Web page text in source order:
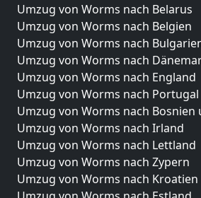
Umzug von Worms nach Belarus
Umzug von Worms nach Belgien
Umzug von Worms nach
Umzug von Worms nach
Umzug von Worms nach England
Umzug von Worms nach Portugal
Umzug von Worms nach Bosnien
Umzug von Worms nach Irland
Umzug von Worms nach Lettland
Umzug von Worms nach Zypern
Umzug von Worms nach Kroatien